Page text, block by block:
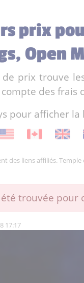
prix
Open
prix trouve
des
pour afficher
des liens affiliés.
trouvée pour
17:17